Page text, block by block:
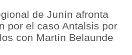
de Junín afronta
por el caso Antalsis por
con Martín Belaunde